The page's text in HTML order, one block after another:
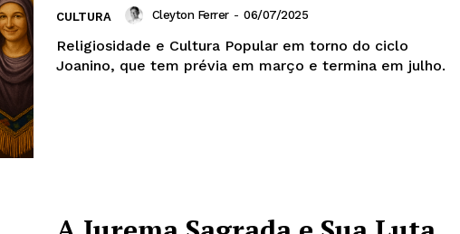
CULTURA Cleyton Ferrer - 06/07/2025
Religiosidade e Cultura Popular em torno do ciclo
Joanino, que tem prévia em março e termina em julho.